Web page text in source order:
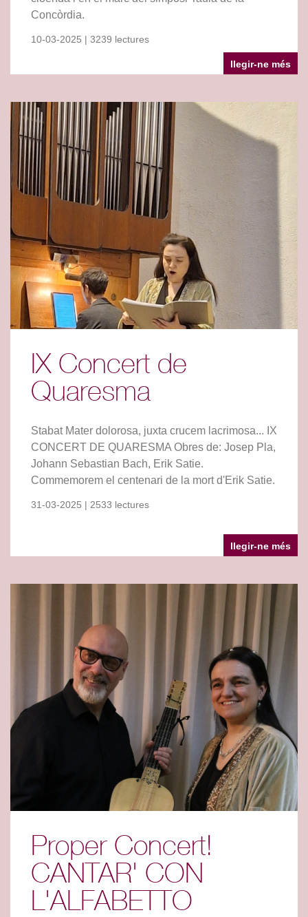
Concòrdia.
10-03-2025 | 3239 lectures
llegir-ne més
IX Concert de
Quaresma
Stabat Mater dolorosa, juxta crucem lacrimosa... IX
CONCERT DE QUARESMA Obres de: Josep Pla,
Johann Sebastian Bach, Erik Satie.
Commemorem el centenari de la mort d'Erik Satie.
31-03-2025 | 2533 lectures
llegir-ne més
Proper Concert!
CANTAR' CON
L'ALFABETTO